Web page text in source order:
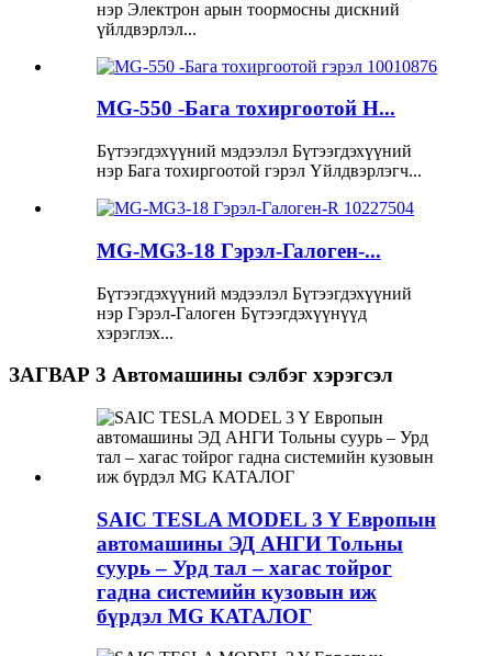
нэр Электрон арын тоормосны дискний
үйлдвэрлэл...
MG-550 -Бага тохиргоотой H...
Бүтээгдэхүүний мэдээлэл Бүтээгдэхүүний
нэр Бага тохиргоотой гэрэл Үйлдвэрлэгч...
MG-MG3-18 Гэрэл-Галоген-...
Бүтээгдэхүүний мэдээлэл Бүтээгдэхүүний
нэр Гэрэл-Галоген Бүтээгдэхүүнүүд
хэрэглэх...
ЗАГВАР 3 Автомашины сэлбэг хэрэгсэл
SAIC TESLA MODEL 3 Y Европын
автомашины ЭД АНГИ Тольны
суурь – Урд тал – хагас тойрог
гадна системийн кузовын иж
бүрдэл MG КАТАЛОГ